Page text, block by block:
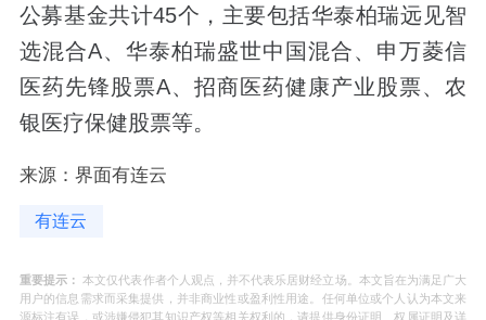
公募基金共计45个，主要包括华泰柏瑞远见智
选混合A、华泰柏瑞盛世中国混合、申万菱信
医药先锋股票A、招商医药健康产业股票、农
银医疗保健股票等。
来源：界面有连云
有连云
重要提示： 本文仅代表作者个人观点，并不代表乐居财经立场。本文旨在为满足广大
用户的信息需求而采集提供，并非商业性或盈利性用途。任何单位或个人认为本文来
源标注有误，或涉嫌侵犯其知识产权等相关权利的，请提供身份证明、权属证明及详